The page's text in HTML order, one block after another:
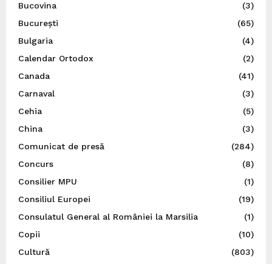
Bucovina
(3)
București
(65)
Bulgaria
(4)
Calendar Ortodox
(2)
Canada
(41)
Carnaval
(3)
Cehia
(5)
China
(3)
Comunicat de presă
(284)
Concurs
(8)
Consilier MPU
(1)
Consiliul Europei
(19)
Consulatul General al României la Marsilia
(1)
Copii
(10)
Cultură
(803)